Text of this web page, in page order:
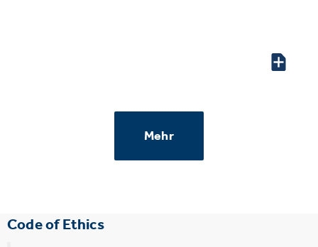
Mehr
Code of Ethics